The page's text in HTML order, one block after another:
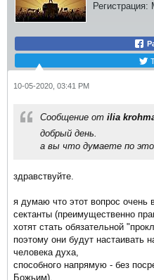
Регистрация:
10-05-2020, 03:41 PM
Сообщение от ilia
добрый день.
а вы что думаете по
здравствуйте.
я думаю что этот вопрос очень
сектанты (преимущественно
хотят стать обязательной
поэтому они будут настаивать
человека духа,
способного напрямую - без
Божьим).